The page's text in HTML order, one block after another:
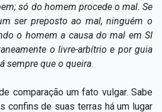
só do homem procede o mal. Se
ser preposto ao mal, ninguém o
o homem a causa do mal em SI
o livre-arbítrio e por guia
sempre que o queira.
comparação um fato vulgar. Sabe
confins de suas terras há um lugar